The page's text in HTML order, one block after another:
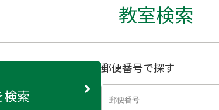
教室検索
検索
郵便番号で探す